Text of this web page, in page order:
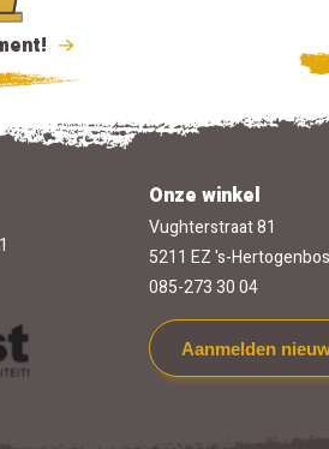
Onze winkel
Vughterstraat 81
5211 EZ 's-
085-273 30 04
Aanmelden